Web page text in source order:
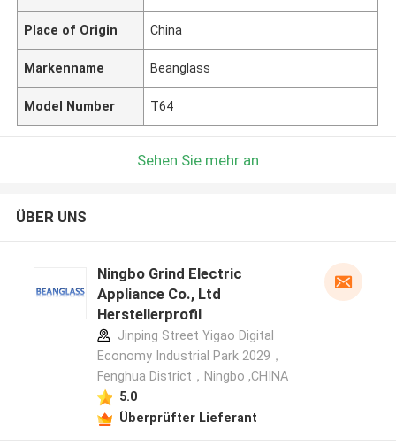
Place of Origin China
Markenname Beanglass
Model Number T64
Sehen Sie mehr an
ÜBER UNS
Ningbo Grind Electric
Appliance Co., Ltd
Herstellerprofil
Jinping Street Yigao Digital
Economy Industrial Park 2029，
Fenghua District，Ningbo ,CHINA
5.0
Überprüfter Lieferant